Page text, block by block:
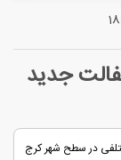
جدید
در سطح شهر کرج